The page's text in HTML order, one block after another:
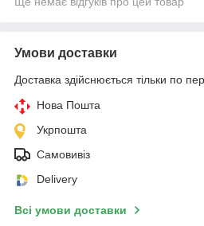
Умови доставки
Доставка здійснюється тільки по
Нова Пошта
Укрпошта
Самовивіз
Delivery
Всі умови доставки